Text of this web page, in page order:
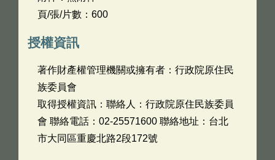
頁/張/片數：600
授權資訊
著作財產權管理機關或擁有者：行政院原住民
族委員會
取得授權資訊：聯絡人：行政院原住民族委員
會 聯絡電話：02-25571600 聯絡地址：台北
市大同區重慶北路2段172號